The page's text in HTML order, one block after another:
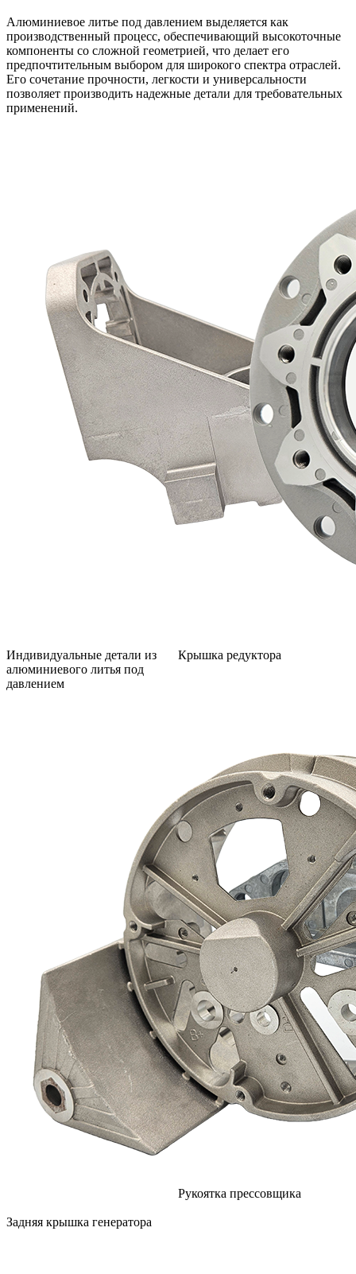
Алюминиевое литье под давлением выделяется как
производственный процесс, обеспечивающий высокоточные
компоненты со сложной геометрией, что делает его
предпочтительным выбором для широкого спектра отраслей.
Его сочетание прочности, легкости и универсальности
позволяет производить надежные детали для требовательных
применений.
Индивидуальные детали из
алюминиевого литья под
давлением
Крышка редуктора
Рукоятка прессовщика
Задняя крышка генератора